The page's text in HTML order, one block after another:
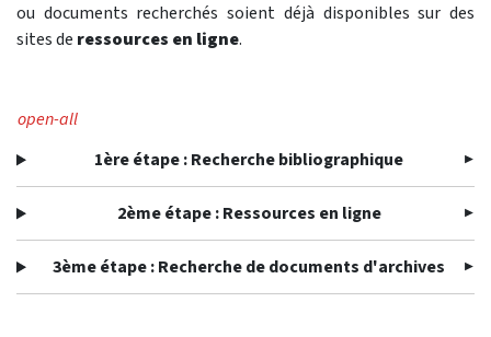
ou documents recherchés soient déjà disponibles sur des
sites de ressources en ligne.
open-all
1ère étape : Recherche bibliographique
2ème étape : Ressources en ligne
3ème étape : Recherche de documents d'archives